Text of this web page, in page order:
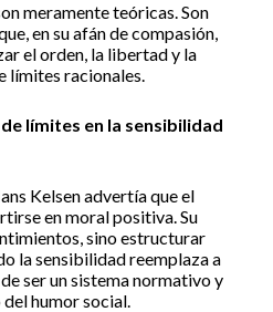
meramente teóricas. Son
en su afán de compasión,
el orden, la libertad y la
límites racionales.
límites en la sensibilidad
Kelsen advertía que el
en moral positiva. Su
sino estructurar
la sensibilidad reemplaza a
ser un sistema normativo y
humor social.